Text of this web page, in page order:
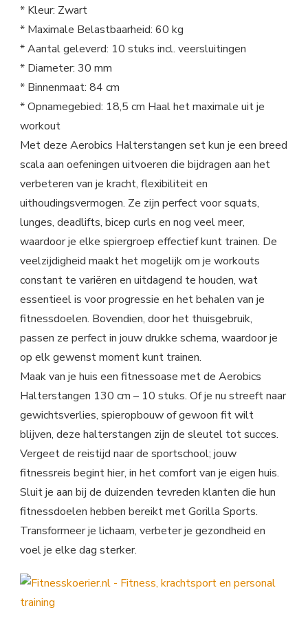
* Kleur: Zwart
* Maximale Belastbaarheid: 60 kg
* Aantal geleverd: 10 stuks incl. veersluitingen
* Diameter: 30 mm
* Binnenmaat: 84 cm
* Opnamegebied: 18,5 cm Haal het maximale uit je
workout
Met deze Aerobics Halterstangen set kun je een breed
scala aan oefeningen uitvoeren die bijdragen aan het
verbeteren van je kracht, flexibiliteit en
uithoudingsvermogen. Ze zijn perfect voor squats,
lunges, deadlifts, bicep curls en nog veel meer,
waardoor je elke spiergroep effectief kunt trainen. De
veelzijdigheid maakt het mogelijk om je workouts
constant te variëren en uitdagend te houden, wat
essentieel is voor progressie en het behalen van je
fitnessdoelen. Bovendien, door het thuisgebruik,
passen ze perfect in jouw drukke schema, waardoor je
op elk gewenst moment kunt trainen.
Maak van je huis een fitnessoase met de Aerobics
Halterstangen 130 cm – 10 stuks. Of je nu streeft naar
gewichtsverlies, spieropbouw of gewoon fit wilt
blijven, deze halterstangen zijn de sleutel tot succes.
Vergeet de reistijd naar de sportschool; jouw
fitnessreis begint hier, in het comfort van je eigen huis.
Sluit je aan bij de duizenden tevreden klanten die hun
fitnessdoelen hebben bereikt met Gorilla Sports.
Transformeer je lichaam, verbeter je gezondheid en
voel je elke dag sterker.